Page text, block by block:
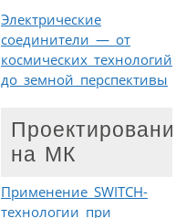
Электрические
соединители — от
космических технологий
до земной перспективы
на МК
Применение SWITCH-
технологии при